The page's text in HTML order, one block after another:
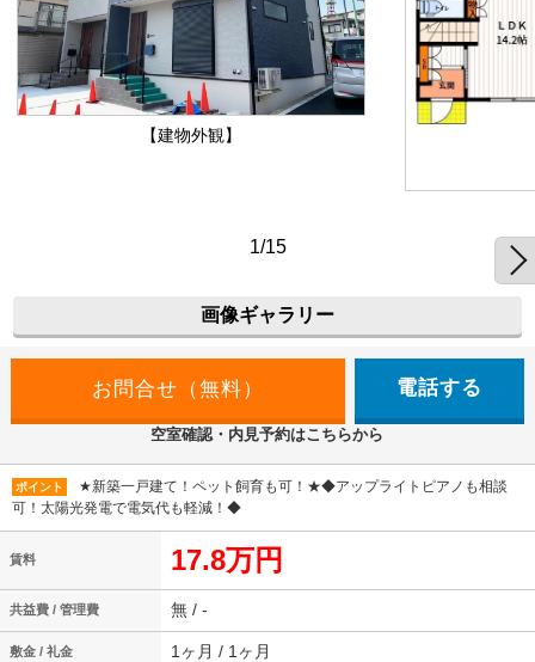
【建物外観】
1/15
画像ギャラリー
電話する
空室確認・内見予約はこちらから
ポイント
★新築一戸建て！ペット飼育も可！★◆アップライトピアノも相談
可！太陽光発電で電気代も軽減！◆
賃料 17.8万円
共益費 / 管理費 無 / -
敷金 / 礼金 1ヶ月 / 1ヶ月